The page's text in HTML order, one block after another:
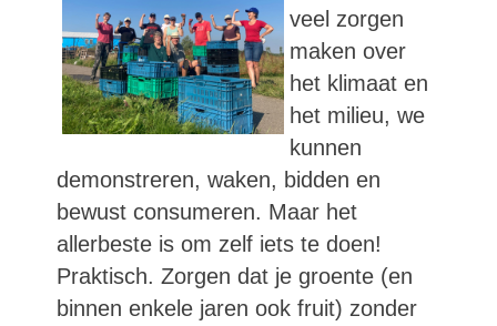
veel zorgen
maken over
het klimaat en
het milieu, we
kunnen
demonstreren, waken, bidden en
bewust consumeren. Maar het
allerbeste is om zelf iets te doen!
Praktisch. Zorgen dat je groente (en
binnen enkele jaren ook fruit) zonder